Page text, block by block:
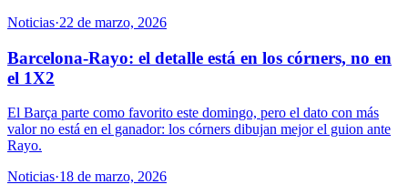
Noticias·22 de marzo, 2026
Barcelona-Rayo: el detalle está en los córners, no en
el 1X2
El Barça parte como favorito este domingo, pero el dato con más
valor no está en el ganador: los córners dibujan mejor el guion ante
Rayo.
Noticias·18 de marzo, 2026